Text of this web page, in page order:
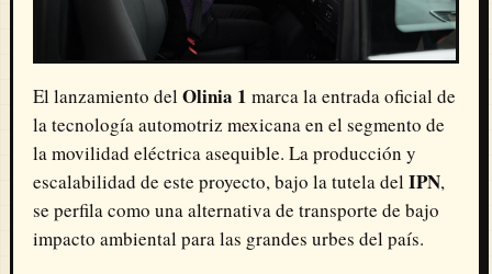
El lanzamiento del Olinia 1 marca la entrada oficial de
la tecnología automotriz mexicana en el segmento de
la movilidad eléctrica asequible. La producción y
escalabilidad de este proyecto, bajo la tutela del IPN,
se perfila como una alternativa de transporte de bajo
impacto ambiental para las grandes urbes del país.